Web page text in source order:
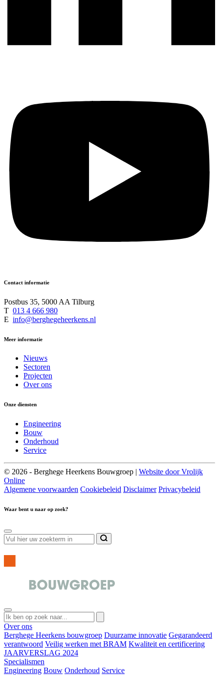
Contact informatie
Postbus 35, 5000 AA Tilburg
T 013 4 666 980
E info@berghegeheerkens.nl
Meer informatie
Nieuws
Sectoren
Projecten
Over ons
Onze diensten
Engineering
Bouw
Onderhoud
Service
© 2026 - Berghege Heerkens Bouwgroep | Website door Vrolijk
Online
Algemene voorwaarden Cookiebeleid Disclaimer Privacybeleid
Waar bent u naar op zoek?
Over ons
Berghege Heerkens bouwgroep Duurzame innovatie Gegarandeerd
verantwoord Veilig werken met BRAM Kwaliteit en certificering
JAARVERSLAG 2024
Specialismen
Engineering Bouw Onderhoud Service